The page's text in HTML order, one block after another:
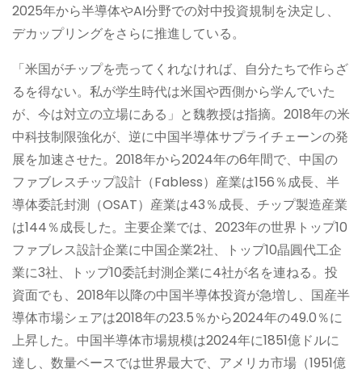
2025年から半導体やAI分野での対中投資規制を決定し、
デカップリングをさらに推進している。
「米国がチップを売ってくれなければ、自分たちで作らざ
るを得ない。私が学生時代は米国や西側から学んでいた
が、今は対立の立場にある」と魏教授は指摘。2018年の米
中科技制限強化が、逆に中国半導体サプライチェーンの発
展を加速させた。2018年から2024年の6年間で、中国の
ファブレスチップ設計（Fabless）産業は156％成長、半
導体委託封測（OSAT）産業は43％成長、チップ製造産業
は144％成長した。主要企業では、2023年の世界トップ10
ファブレス設計企業に中国企業2社、トップ10晶圓代工企
業に3社、トップ10委託封測企業に4社が名を連ねる。投
資面でも、2018年以降の中国半導体投資が急増し、国産半
導体市場シェアは2018年の23.5％から2024年の49.0％に
上昇した。中国半導体市場規模は2024年に1851億ドルに
達し、数量ベースでは世界最大で、アメリカ市場（1951億